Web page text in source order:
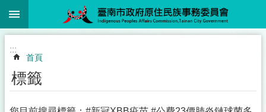
跳到主要內容區塊
:::
首頁
標籤